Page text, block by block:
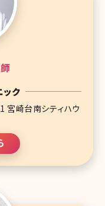
ック
崎台南シティハウ